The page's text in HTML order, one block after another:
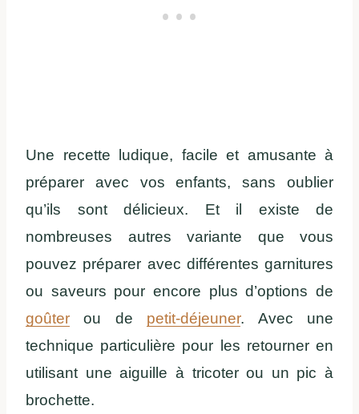
Une recette ludique, facile et amusante à
préparer avec vos enfants, sans oublier
qu’ils sont délicieux. Et il existe de
nombreuses autres variante que vous
pouvez préparer avec différentes garnitures
ou saveurs pour encore plus d’options de
goûter ou de petit-déjeuner. Avec une
technique particulière pour les retourner en
utilisant une aiguille à tricoter ou un pic à
brochette.